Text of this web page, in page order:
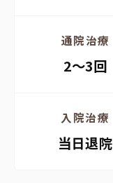
通院治療
2〜3回
入院治療
当日退院